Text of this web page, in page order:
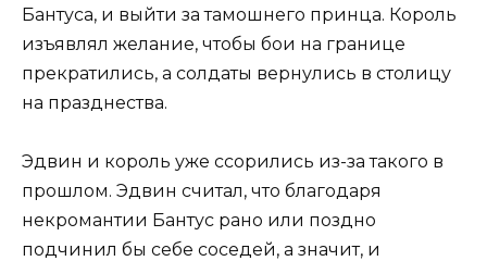
Бантуса, и выйти за тамошнего принца. Король
изъявлял желание, чтобы бои на границе
прекратились, а солдаты вернулись в столицу
на празднества.
Эдвин и король уже ссорились из-за такого в
прошлом. Эдвин считал, что благодаря
некромантии Бантус рано или поздно
подчинил бы себе соседей, а значит, и